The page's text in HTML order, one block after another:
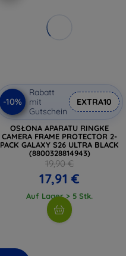
-10%
Rabatt
mit
Gutschein
EXTRA10
OSŁONA APARATU RINGKE
CAMERA FRAME PROTECTOR 2-
PACK GALAXY S26 ULTRA BLACK
(8800328814943)
19,90 €
17,91 €
Auf Lager > 5 Stk.